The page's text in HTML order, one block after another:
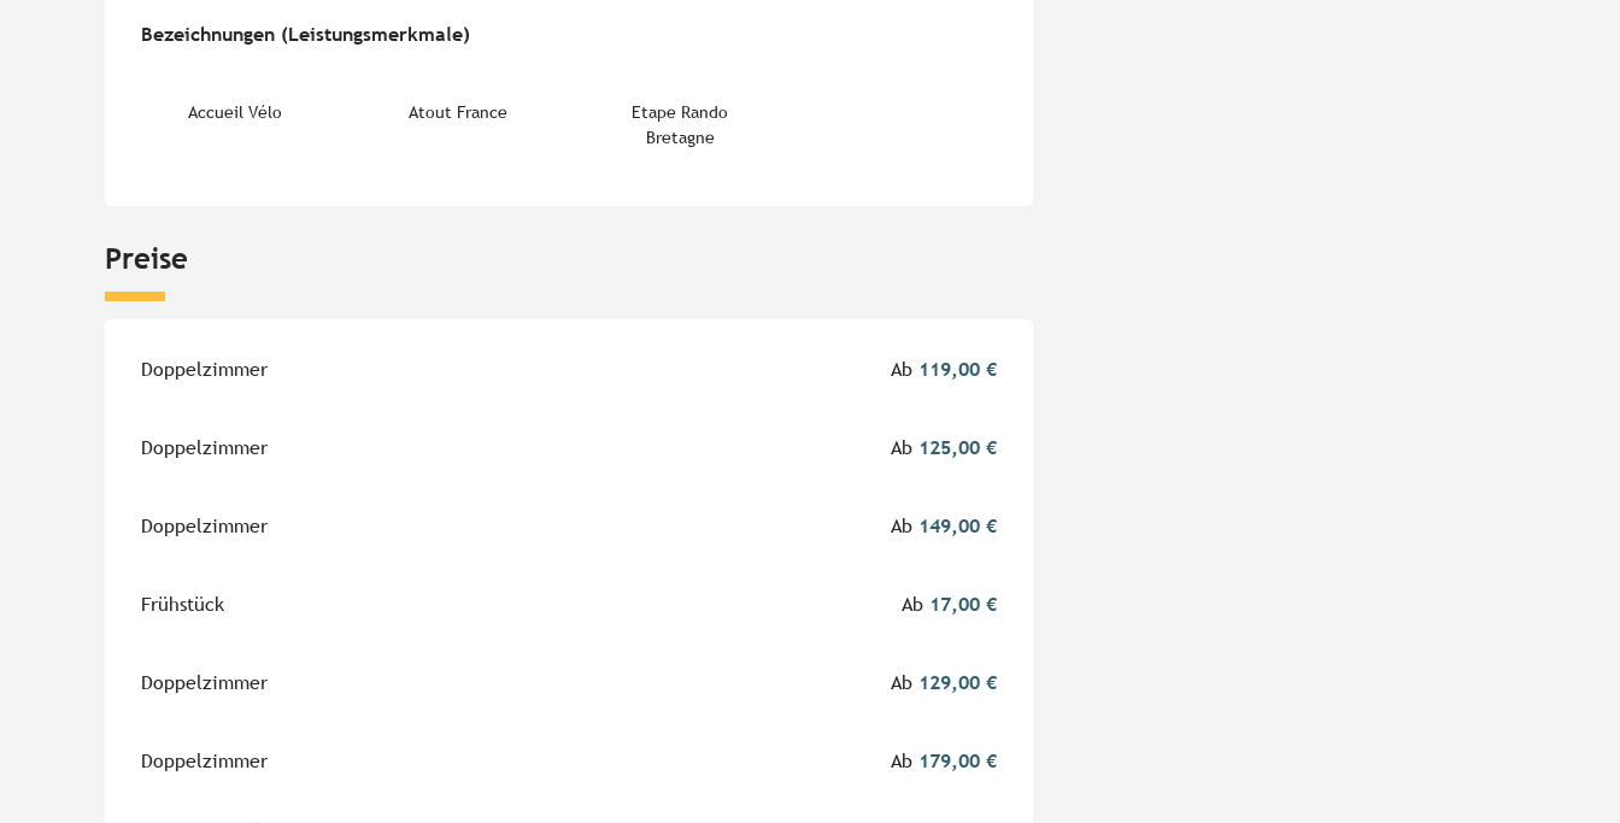
Bezeichnungen (Leistungsmerkmale)
Bezeichnungen (Leistungsmerkmale)
Accueil Vélo Atout France
Etape Rando
Bretagne
Preise
Preise 2026
Doppelzimmer Ab 119,00 €
Doppelzimmer Ab 125,00 €
Doppelzimmer Ab 149,00 €
Frühstück Ab 17,00 €
Doppelzimmer Ab 129,00 €
Doppelzimmer Ab 179,00 €